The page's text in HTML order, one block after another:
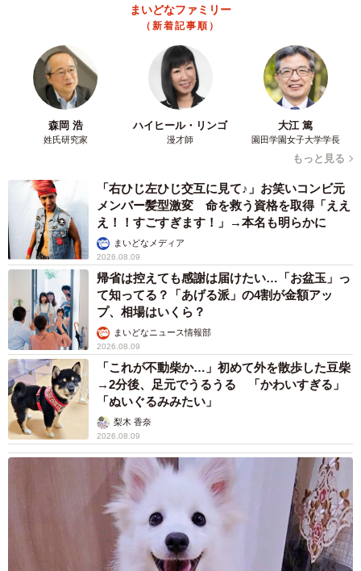
子どもの放課後に関して（提供画像を組み合わせています）
最後に、「子どもの放課後」に関しては、61.1％の人が
「悩みを感じている」と回答。「子どもの放課後に充実を
希望するサービスや場」としては、子どもだけで安全に遊
べる場」「友達と一緒に自由に遊べる場」（いずれも
51.6%）、「宿題や自主学習をみてくれる場」（44.1%）、
「学校のなかでの習い事」（41.8%）などに要望が集まり
まいどなファミリー
（新着記事順）
森岡 浩
姓氏研究家
ハイヒール・リンゴ
漫才師
大江 篤
園田学園女子大学学長
もっと見る
「右ひじ左ひじ交互に見て♪」お笑いコンビ元
メンバー髪型激変 命を救う資格を取得「ええ
え！！すごすぎます！」→本名も明らかに
まいどなメディア
2026.08.09
帰省は控えても感謝は届けたい…「お盆玉」っ
て知ってる？「あげる派」の4割が金額アッ
プ、相場はいくら？
まいどなニュース情報部
2026.08.09
「これが不動柴か…」初めて外を散歩した豆柴
→2分後、足元でうるうる 「かわいすぎる」
「ぬいぐるみみたい」
梨木 香奈
2026.08.09